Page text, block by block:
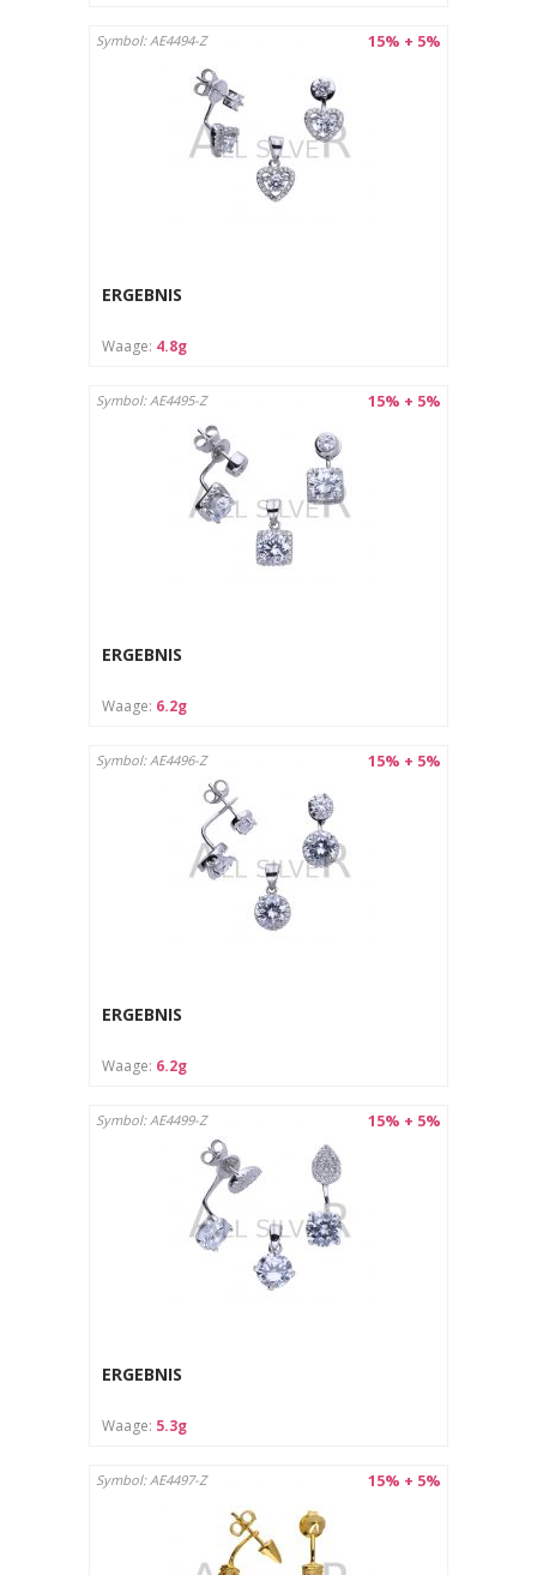
15% + 5%
Symbol: AE4494-Z
ERGEBNIS
Waage: 4.8g
15% + 5%
Symbol: AE4495-Z
ERGEBNIS
Waage: 6.2g
15% + 5%
Symbol: AE4496-Z
ERGEBNIS
Waage: 6.2g
15% + 5%
Symbol: AE4499-Z
ERGEBNIS
Waage: 5.3g
15% + 5%
Symbol: AE4497-Z